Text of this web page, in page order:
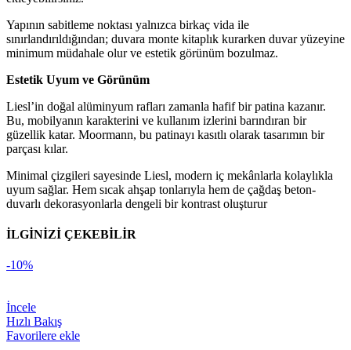
Yapının sabitleme noktası yalnızca birkaç vida ile
sınırlandırıldığından; duvara monte kitaplık kurarken duvar yüzeyine
minimum müdahale olur ve estetik görünüm bozulmaz.
Estetik Uyum ve Görünüm
Liesl’in doğal alüminyum rafları zamanla hafif bir patina kazanır.
Bu, mobilyanın karakterini ve kullanım izlerini barındıran bir
güzellik katar. Moormann, bu patinayı kasıtlı olarak tasarımın bir
parçası kılar.
Minimal çizgileri sayesinde Liesl, modern iç mekânlarla kolaylıkla
uyum sağlar. Hem sıcak ahşap tonlarıyla hem de çağdaş beton-
duvarlı dekorasyonlarla dengeli bir kontrast oluşturur
İLGİNİZİ ÇEKEBİLİR
-10%
İncele
Hızlı Bakış
Favorilere ekle